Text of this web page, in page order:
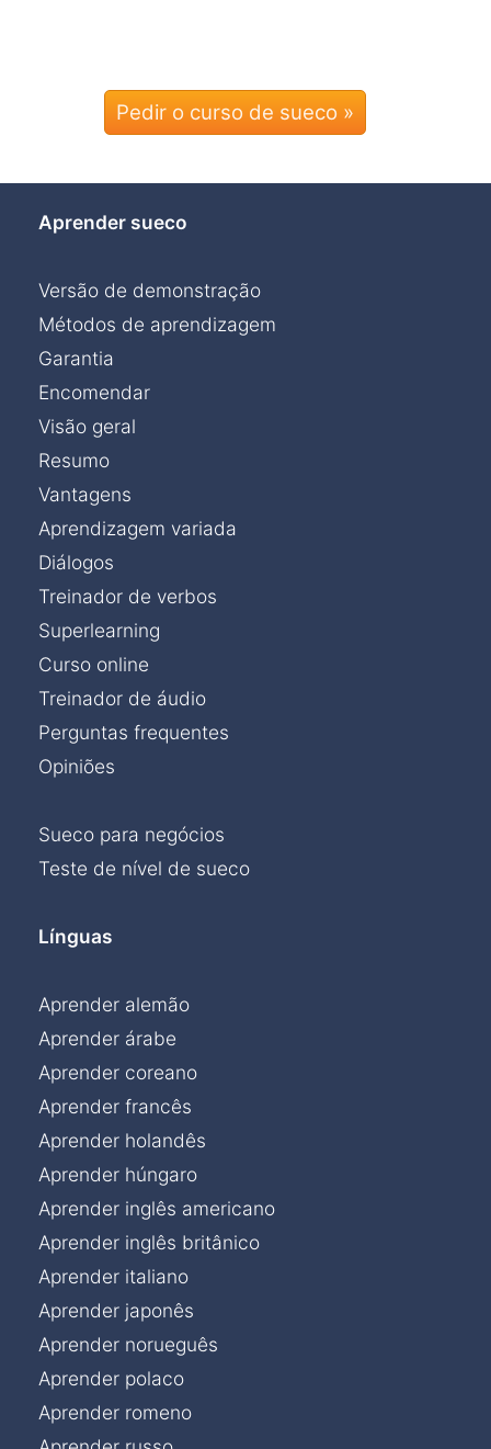
Pedir o curso de sueco »
Aprender sueco
Versão de demonstração
Métodos de aprendizagem
Garantia
Encomendar
Visão geral
Resumo
Vantagens
Aprendizagem variada
Diálogos
Treinador de verbos
Superlearning
Curso online
Treinador de áudio
Perguntas frequentes
Opiniões
Sueco para negócios
Teste de nível de sueco
Línguas
Aprender alemão
Aprender árabe
Aprender coreano
Aprender francês
Aprender holandês
Aprender húngaro
Aprender inglês americano
Aprender inglês britânico
Aprender italiano
Aprender japonês
Aprender norueguês
Aprender polaco
Aprender romeno